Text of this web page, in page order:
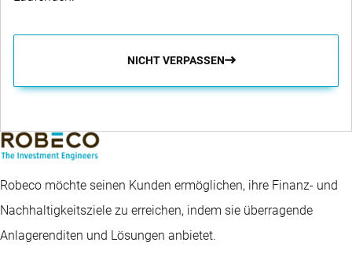
NICHT VERPASSEN
Robeco möchte seinen Kunden ermöglichen, ihre Finanz- und
Nachhaltigkeitsziele zu erreichen, indem sie überragende
Anlagerenditen und Lösungen anbietet.